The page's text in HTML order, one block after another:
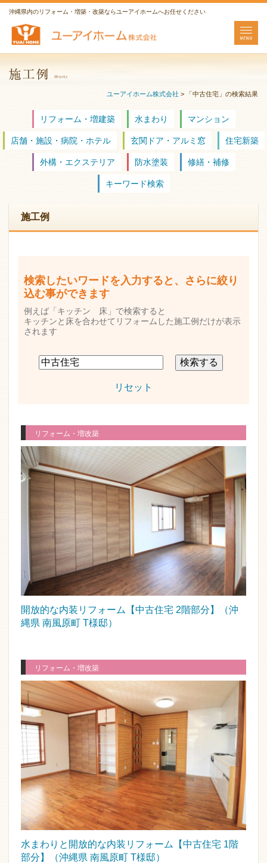
沖縄県内のリフォーム・増築・改築ならユーアイホームへお任せください
ユーアイホーム株式会社 > 「中古住宅」の検索結果
リフォーム・増建築 水まわり マンション
店舗・施設・病院・ホテル 玄関ドア・アルミ窓 住宅新築
外構・エクステリア 防水塗装 修繕・補修
キーワード検索
施工例
検索したいワードを入力すると、さらに絞り
込む事ができます
例えば「キッチン 床」で検索すると
キッチンと床を合わせてリフォームした施工例だけが表示
されます
リセット
リフォーム・増改築
開放的な内装リフォーム【中古住宅 2階部分】（沖
縄県 南風原町 T様邸）
リフォーム・増改築
水まわりと開放的な内装リフォーム【中古住宅 1階
部分】（沖縄県 南風原町 T様邸）